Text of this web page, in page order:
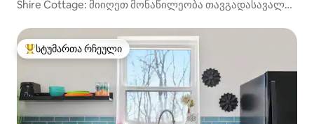
Shire Cottage: მიიღეთ მონაწილეობა თავგადასავალში
სტუმართა რჩეული მოწინავე ვარიანტი
სტუმართა რჩეული